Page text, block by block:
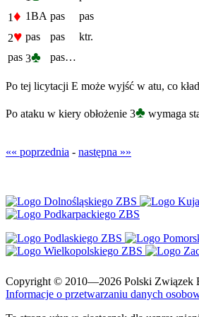
1♦ 1BA pas
pas
2♥ pas pas
ktr.
pas 3♣ pas…
Po tej licytacji E może wyjść w atu, co
Po ataku w kiery obłożenie 3♣ wymaga
«« poprzednia - następna »»
Copyright © 2010—2026 Polski Związek
Informacje o przetwarzaniu danych